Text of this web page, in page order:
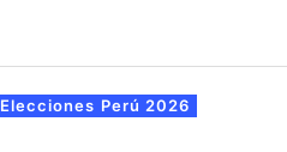
Elecciones Perú 2026